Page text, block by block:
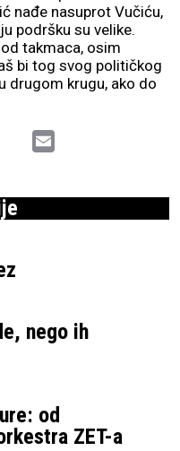
nađe nasuprot Vučiću,
podršku su velike.
takmaca, osim
bi tog svog političkog
drugom krugu, ako do
nego ih
od
ZET-a